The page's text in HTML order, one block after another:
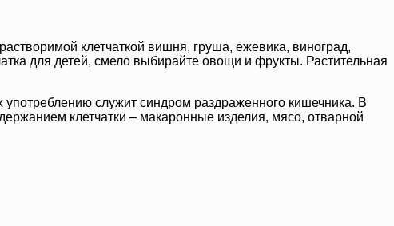
клетчаткой вишня, груша, ежевика, виноград,
для детей, смело выбирайте овощи и фрукты. Растительная
служит синдром раздраженного кишечника. В
клетчатки – макаронные изделия, мясо, отварной